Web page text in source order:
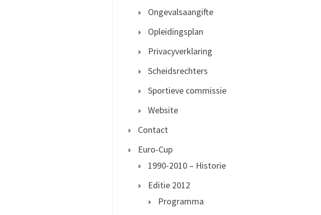
Ongevalsaangifte
Opleidingsplan
Privacyverklaring
Scheidsrechters
Sportieve commissie
Website
Contact
Euro-Cup
1990-2010 – Historie
Editie 2012
Programma